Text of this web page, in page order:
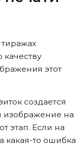
качеству
этот
создается
изображение на
этап. Если на
какая-то ошибка